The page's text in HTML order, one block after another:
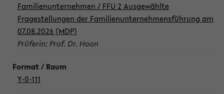
Familienunternehmen / FFU 2 Ausgewählte
Fragestellungen der Familienunternehmensführung am
07.08.2026 (MDP)
Prüferin: Prof. Dr. Hoon
Y-0-111